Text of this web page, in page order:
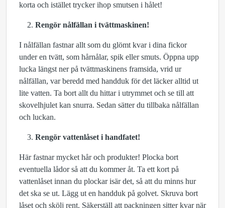
korta och istället trycker ihop smutsen i hålet!
Rengör nålfällan i tvättmaskinen!
I nålfällan fastnar allt som du glömt kvar i dina fickor
under en tvätt, som hårnålar, spik eller smuts. Öppna upp
lucka längst ner på tvättmaskinens framsida, vrid ur
nålfällan, var beredd med handduk för det läcker alltid ut
lite vatten. Ta bort allt du hittar i utrymmet och se till att
skovelhjulet kan snurra. Sedan sätter du tillbaka nålfällan
och luckan.
Rengör vattenlåset i handfatet!
Här fastnar mycket hår och produkter! Plocka bort
eventuella lådor så att du kommer åt. Ta ett kort på
vattenlåset innan du plockar isär det, så att du minns hur
det ska se ut. Lägg ut en handduk på golvet. Skruva bort
låset och skölj rent. Säkerställ att packningen sitter kvar när